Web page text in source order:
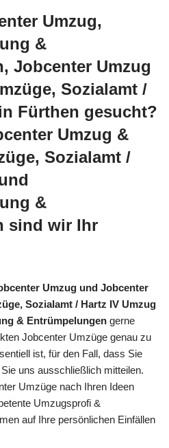
Umzug,
&
Jobcenter Umzug
Sozialamt /
Fürthen gesucht?
Umzug &
Sozialamt /
&
sind wir Ihr
Umzug und Jobcenter
Sozialamt / Hartz IV Umzug
& Entrümpelungen gerne
Jobcenter Umzüge genau zu
ist, für den Fall, dass Sie
uns ausschließlich mitteilen.
Umzüge nach Ihren Ideen
Umzugsprofi &
auf Ihre persönlichen Einfällen